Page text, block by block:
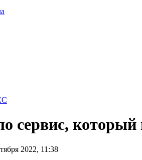
сервис,
2022, 11:38